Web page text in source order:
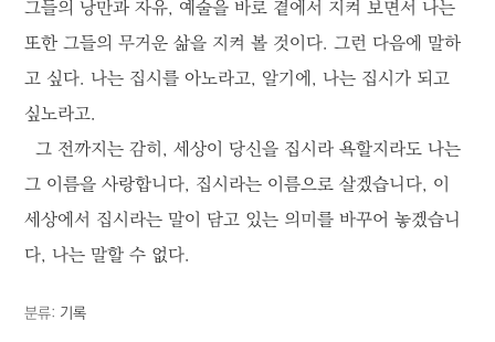
그들의 낭만과 자유, 예술을 바로 곁에서 지켜 보면서 나는
또한 그들의 무거운 삶을 지켜 볼 것이다. 그런 다음에 말하
고 싶다. 나는 집시를 아노라고, 알기에, 나는 집시가 되고
싶노라고.
그 전까지는 감히, 세상이 당신을 집시라 욕할지라도 나는
그 이름을 사랑합니다, 집시라는 이름으로 살겠습니다, 이
세상에서 집시라는 말이 담고 있는 의미를 바꾸어 놓겠습니
다, 나는 말할 수 없다.
분류: 기록